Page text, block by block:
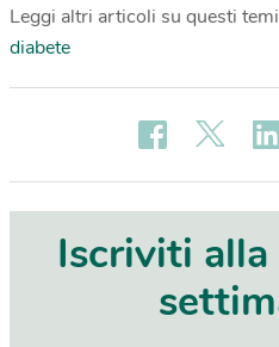
Leggi altri articoli su questi
diabete
Iscriviti